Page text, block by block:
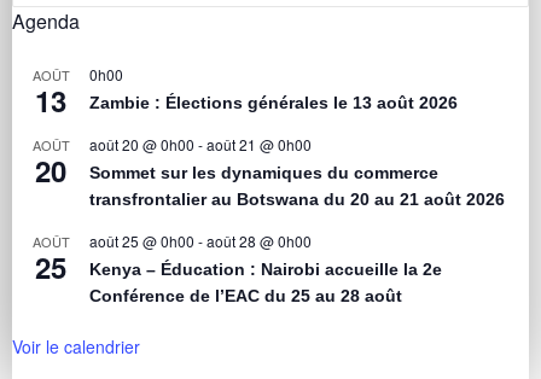
Agenda
AOÛT
13
0h00
Zambie : Élections générales le 13 août 2026
AOÛT
20
août 20 @ 0h00 -août 21 @ 0h00
Sommet sur les dynamiques du commerce
transfrontalier au Botswana du 20 au 21 août 2026
AOÛT
25
août 25 @ 0h00 -août 28 @ 0h00
Kenya – Éducation : Nairobi accueille la 2e
Conférence de l’EAC du 25 au 28 août
Voir le calendrier